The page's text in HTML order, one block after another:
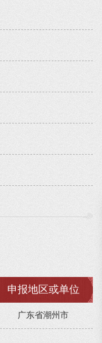
申报地区或单位
广东省潮州市